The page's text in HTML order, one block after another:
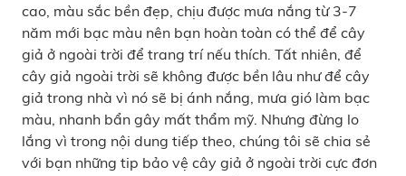
cao, màu sắc bền đẹp, chịu được mưa nắng từ 3-7
năm mới bạc màu nên bạn hoàn toàn có thể để cây
giả ở ngoài trời để trang trí nếu thích. Tất nhiên, để
cây giả ngoài trời sẽ không được bền lâu như để cây
giả trong nhà vì nó sẽ bị ánh nắng, mưa gió làm bạc
màu, nhanh bẩn gây mất thẩm mỹ. Nhưng đừng lo
lắng vì trong nội dung tiếp theo, chúng tôi sẽ chia sẻ
với bạn những tip bảo vệ cây giả ở ngoài trời cực đơn